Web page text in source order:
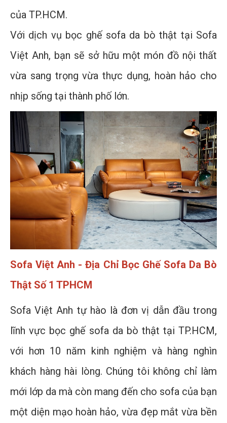
của TP.HCM.
Với dịch vụ bọc ghế sofa da bò thật tại Sofa
Việt Anh, bạn sẽ sở hữu một món đồ nội thất
vừa sang trọng vừa thực dụng, hoàn hảo cho
nhịp sống tại thành phố lớn.
Sofa Việt Anh - Địa Chỉ Bọc Ghế Sofa Da Bò
Thật Số 1 TPHCM
Sofa Việt Anh tự hào là đơn vị dẫn đầu trong
lĩnh vực bọc ghế sofa da bò thật tại TP.HCM,
với hơn 10 năm kinh nghiệm và hàng nghìn
khách hàng hài lòng. Chúng tôi không chỉ làm
mới lớp da mà còn mang đến cho sofa của bạn
một diện mạo hoàn hảo, vừa đẹp mắt vừa bền